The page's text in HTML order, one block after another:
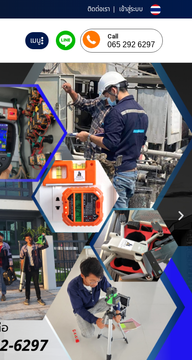
ติดต่อเรา เข้าสู่ระบบ
เมนู Call
065 292 6297